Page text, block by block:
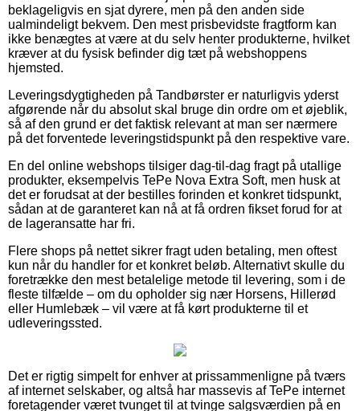
beklageligvis en sjat dyrere, men på den anden side
ualmindeligt bekvem. Den mest prisbevidste fragtform kan
ikke benægtes at være at du selv henter produkterne, hvilket
kræver at du fysisk befinder dig tæt på webshoppens
hjemsted.
Leveringsdygtigheden på Tandbørster er naturligvis yderst
afgørende når du absolut skal bruge din ordre om et øjeblik,
så af den grund er det faktisk relevant at man ser nærmere
på det forventede leveringstidspunkt på den respektive vare.
En del online webshops tilsiger dag-til-dag fragt på utallige
produkter, eksempelvis TePe Nova Extra Soft, men husk at
det er forudsat at der bestilles forinden et konkret tidspunkt,
sådan at de garanteret kan nå at få ordren fikset forud for at
de lageransatte har fri.
Flere shops på nettet sikrer fragt uden betaling, men oftest
kun når du handler for et konkret beløb. Alternativt skulle du
foretrække den mest betalelige metode til levering, som i de
fleste tilfælde – om du opholder sig nær Horsens, Hillerød
eller Humlebæk – vil være at få kørt produkterne til et
udleveringssted.
Det er rigtig simpelt for enhver at prissammenligne på tværs
af internet selskaber, og altså har massevis af TePe internet
foretagender været tvunget til at tvinge salgsværdien på en